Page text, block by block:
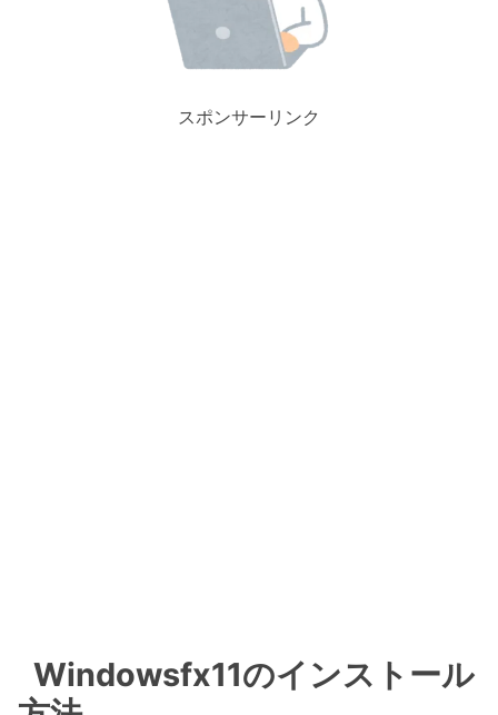
スポンサーリンク
Windowsfx11のインストール